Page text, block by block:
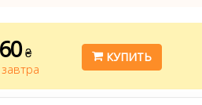
₴
завтра
КУПИТЬ